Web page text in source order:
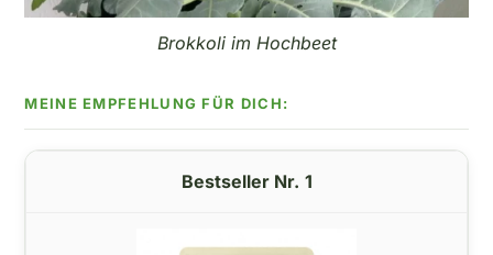
Brokkoli im Hochbeet
1